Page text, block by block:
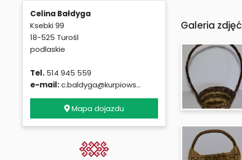
Celina Bałdyga
Ksebki 99
18-525 Turośl
podlaskie
Tel. 514 945 559
e-mail:c.baldyga@kurpiows...
Mapa dojazdu
Galeria zdjęć